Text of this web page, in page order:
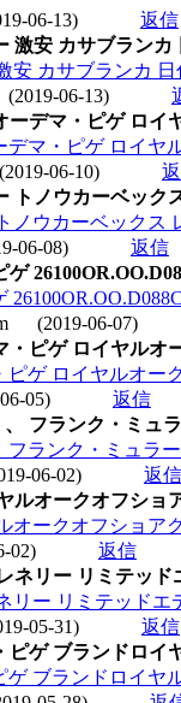
06-13)
返信
激安 カサブラン
安 カサブランカ
06-13)
デマ・ピゲ ロイ
マ・ピゲ ロイヤ
06-10)
トノウカーベック
ウカーベックス
06-08)
返信
(2019-06-07)
ピゲ ロイヤルオ
ゲ ロイヤルオー
05)
返信
フランク・ミュ
ランク・ミュラ
06-02)
返信
ルオークオフショ
ークオフショア
02)
返信
ネリー リミテッ
ー リミテッド
05-31)
返信
ゲ ブランドロイ
ブランドロイヤ